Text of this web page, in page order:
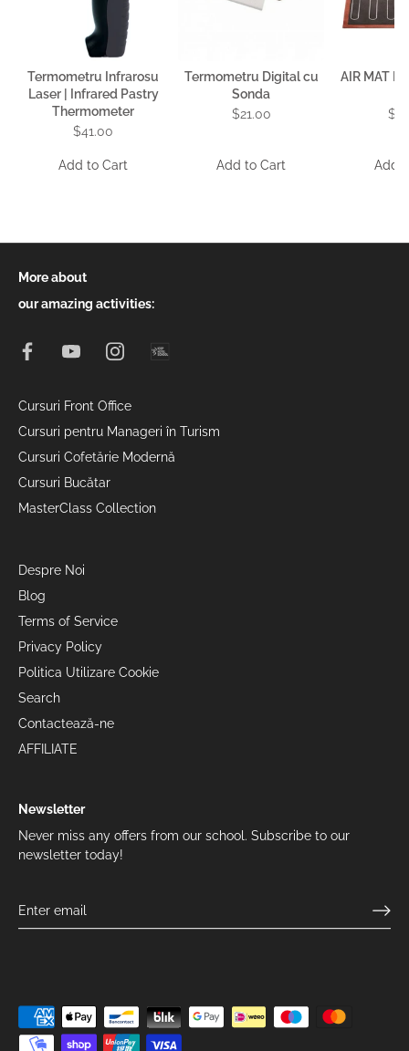
Termometru Infrarosu
Laser | Infrared Pastry
Thermometer
$41.00
Add to Cart
Termometru Digital cu
Sonda
$21.00
Add to Cart
AIR MAT
Add
More about
our amazing activities:
Cursuri Front Office
Cursuri pentru Manageri în Turism
Cursuri Cofetărie Modernă
Cursuri Bucătar
MasterClass Collection
Despre Noi
Blog
Terms of Service
Privacy Policy
Politica Utilizare Cookie
Search
Contactează-ne
AFFILIATE
Newsletter
Never miss any offers from our school. Subscribe to our
newsletter today!